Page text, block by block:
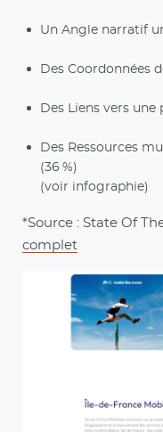
Un Angle narratif
Des Coordonnées
Des Liens vers une
Des Ressources
(36 %)
(voir infographie)
*Source : State Of
complet